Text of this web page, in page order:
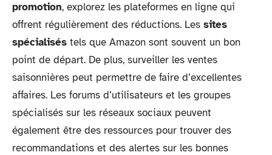
promotion, explorez les plateformes en ligne qui
offrent régulièrement des réductions. Les sites
spécialisés tels que Amazon sont souvent un bon
point de départ. De plus, surveiller les ventes
saisonnières peut permettre de faire d’excellentes
affaires. Les forums d’utilisateurs et les groupes
spécialisés sur les réseaux sociaux peuvent
également être des ressources pour trouver des
recommandations et des alertes sur les bonnes